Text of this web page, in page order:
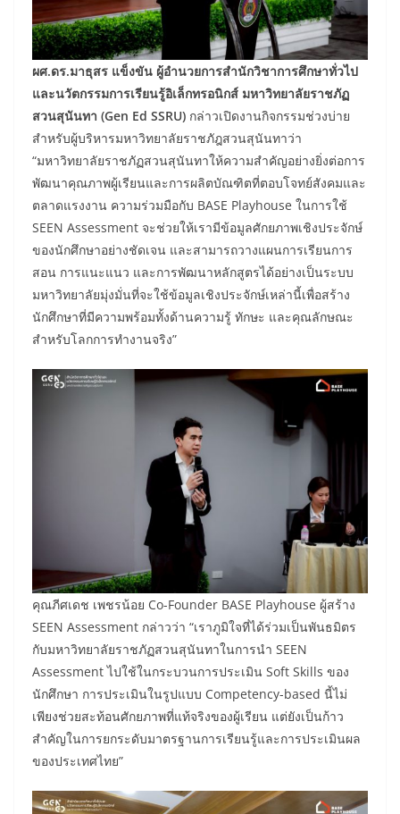
ผศ.ดร.มาธุสร แข็งขัน ผู้อำนวยการสำนักวิชาการศึกษาทั่วไป
และนวัตกรรมการเรียนรู้อิเล็กทรอนิกส์ มหาวิทยาลัยราชภัฏ
สวนสุนันทา (Gen Ed SSRU) กล่าวเปิดงานกิจกรรมช่วงบ่าย
สำหรับผู้บริหารมหาวิทยาลัยราชภัฎสวนสุนันทาว่า
“มหาวิทยาลัยราชภัฏสวนสุนันทาให้ความสำคัญอย่างยิ่งต่อการ
พัฒนาคุณภาพผู้เรียนและการผลิตบัณฑิตที่ตอบโจทย์สังคมและ
ตลาดแรงงาน ความร่วมมือกับ BASE Playhouse ในการใช้
SEEN Assessment จะช่วยให้เรามีข้อมูลศักยภาพเชิงประจักษ์
ของนักศึกษาอย่างชัดเจน และสามารถวางแผนการเรียนการ
สอน การแนะแนว และการพัฒนาหลักสูตรได้อย่างเป็นระบบ
มหาวิทยาลัยมุ่งมั่นที่จะใช้ข้อมูลเชิงประจักษ์เหล่านี้เพื่อสร้าง
นักศึกษาที่มีความพร้อมทั้งด้านความรู้ ทักษะ และคุณลักษณะ
สำหรับโลกการทำงานจริง”
คุณภีศเดช เพชรน้อย Co-Founder BASE Playhouse ผู้สร้าง
SEEN Assessment กล่าวว่า “เราภูมิใจที่ได้ร่วมเป็นพันธมิตร
กับมหาวิทยาลัยราชภัฏสวนสุนันทาในการนำ SEEN
Assessment ไปใช้ในกระบวนการประเมิน Soft Skills ของ
นักศึกษา การประเมินในรูปแบบ Competency-based นี้ไม่
เพียงช่วยสะท้อนศักยภาพที่แท้จริงของผู้เรียน แต่ยังเป็นก้าว
สำคัญในการยกระดับมาตรฐานการเรียนรู้และการประเมินผล
ของประเทศไทย”